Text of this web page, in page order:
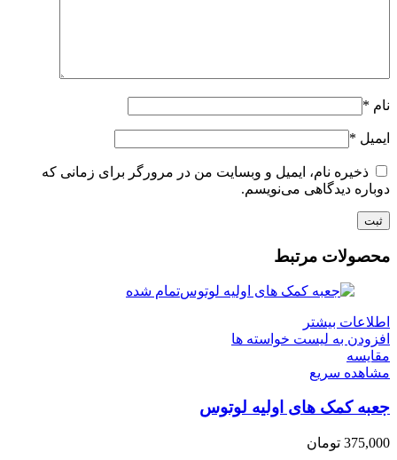
نام *
ایمیل *
ذخیره نام، ایمیل و وبسایت من در مرورگر برای زمانی که
دوباره دیدگاهی می‌نویسم.
محصولات مرتبط
تمام شده
اطلاعات بیشتر
افزودن به لیست خواسته ها
مقایسه
مشاهده سریع
جعبه کمک های اولیه لوتوس
375,000 تومان